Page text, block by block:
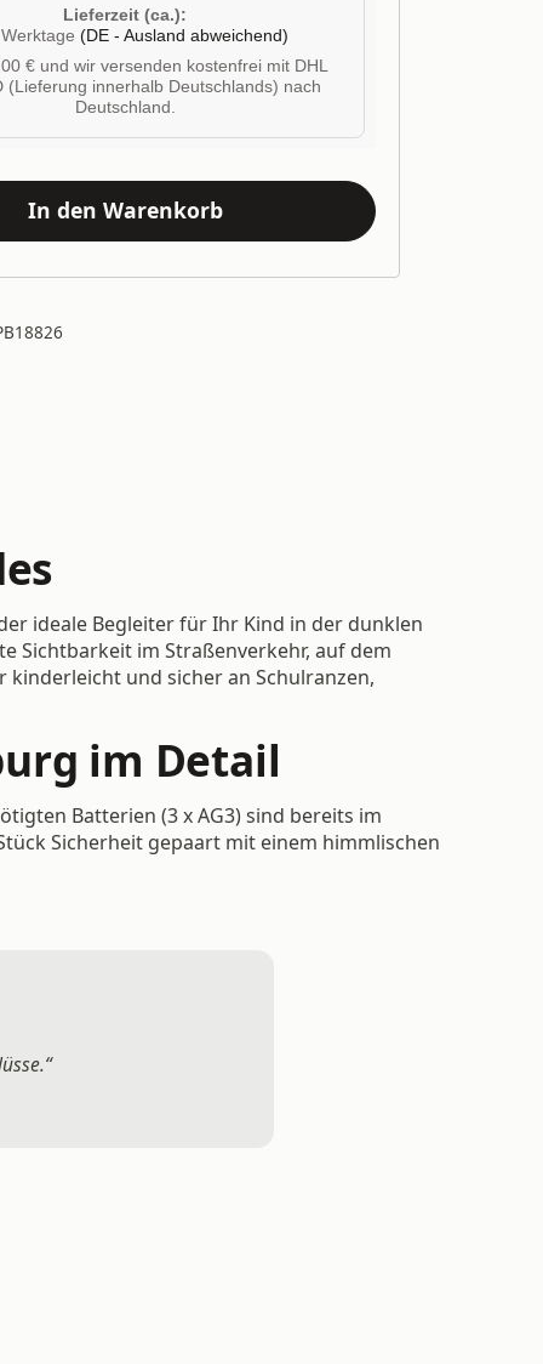
Lieferzeit (ca.):
(DE - Ausland abweichend)
€ und wir versenden kostenfrei mit DHL
(Lieferung innerhalb Deutschlands) nach
Deutschland.
In den Warenkorb
ideale Begleiter für Ihr Kind in der dunklen
Sichtbarkeit im Straßenverkehr, auf dem
und sicher an Schulranzen,
im Detail
Batterien (3 x AG3) sind bereits im
Sicherheit gepaart mit einem himmlischen